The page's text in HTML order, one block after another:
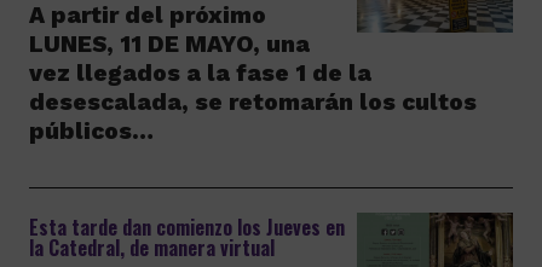
A partir del próximo
LUNES, 11 DE MAYO, una
vez llegados a la fase 1 de la
desescalada, se retomarán los cultos
públicos…
Esta tarde dan comienzo los Jueves en
la Catedral, de manera virtual